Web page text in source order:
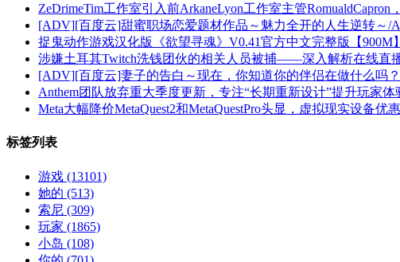
ZeDrimeTim工作室引入前ArkaneLyon工作室主管RomualdCapron
[ADV][百度云]甜蜜职场恋爱题材作品～魅力全开的人生逆转～/
捉鬼动作游戏汉化版《欲望寻魂》V0.41官方中文完整版【900M
涉嫌土耳其Twitch洗钱团伙的相关人员被捕——深入解析在线直
[ADV][百度云]妻子的告白～现在，你知道你的伴侣在做什么吗
Anthem团队放弃重大季度更新，专注“长期重新设计”提升玩家体
Meta大幅降价MetaQuest2和MetaQuestPro头显，虚拟现实设备优
标签列表
游戏 (13101)
她的 (513)
索尼 (309)
玩家 (1865)
小岛 (108)